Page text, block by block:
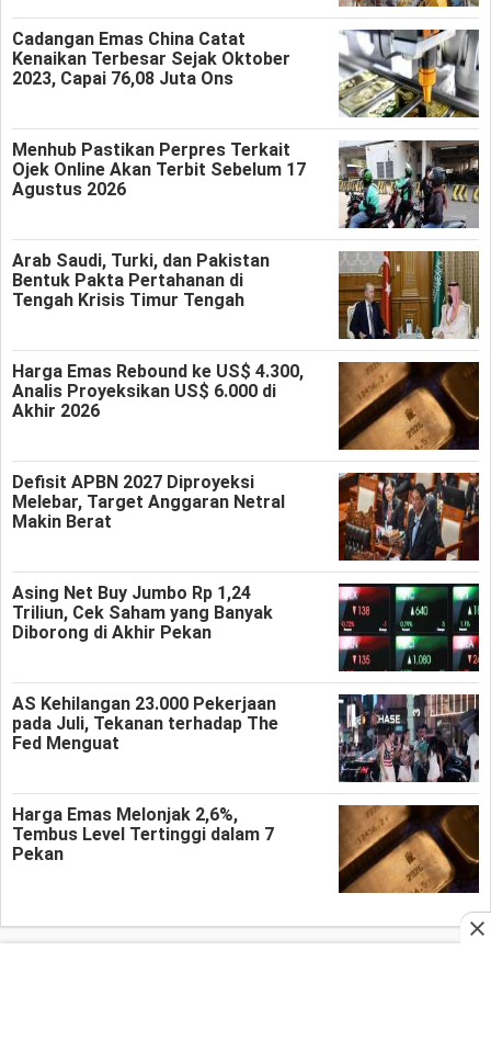
Cadangan Emas China Catat
Kenaikan Terbesar Sejak Oktober
2023, Capai 76,08 Juta Ons
Menhub Pastikan Perpres Terkait
Ojek Online Akan Terbit Sebelum 17
Agustus 2026
Arab Saudi, Turki, dan Pakistan
Bentuk Pakta Pertahanan di
Tengah Krisis Timur Tengah
Harga Emas Rebound ke US$ 4.300,
Analis Proyeksikan US$ 6.000 di
Akhir 2026
Defisit APBN 2027 Diproyeksi
Melebar, Target Anggaran Netral
Makin Berat
Asing Net Buy Jumbo Rp 1,24
Triliun, Cek Saham yang Banyak
Diborong di Akhir Pekan
AS Kehilangan 23.000 Pekerjaan
pada Juli, Tekanan terhadap The
Fed Menguat
Harga Emas Melonjak 2,6%,
Tembus Level Tertinggi dalam 7
Pekan